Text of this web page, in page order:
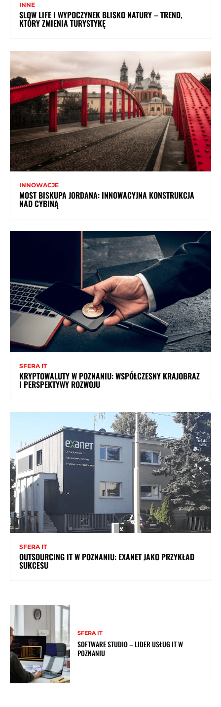
INNE
SLOW LIFE I WYPOCZYNEK BLISKO NATURY – TREND,
KTÓRY ZMIENIA TURYSTYKĘ
INNOWACJE
MOST BISKUPA JORDANA: INNOWACYJNA KONSTRUKCJA
NAD CYBINĄ
SFERA IT
KRYPTOWALUTY W POZNANIU: WSPÓŁCZESNY KRAJOBRAZ
I PERSPEKTYWY ROZWOJU
SFERA IT
OUTSOURCING IT W POZNANIU: EXANET JAKO PRZYKŁAD
SUKCESU
SFERA IT
SOFTWARE STUDIO – LIDER USŁUG IT W
POZNANIU